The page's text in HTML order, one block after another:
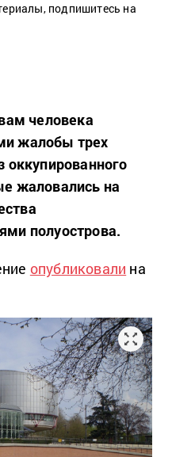
подпишитесь на
человека
жалобы трех
оккупированного
жаловались на
полуострова.
опубликовали на